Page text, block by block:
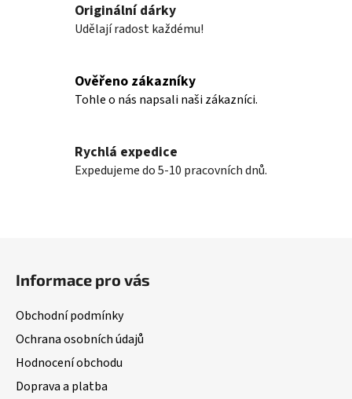
í
p
k
y
p
i
Originální dárky
Udělají radost každému!
Ověřeno zákazníky
Tohle o nás napsali naši zákazníci.
Rychlá expedice
Expedujeme do 5-10 pracovních dnů.
Informace pro vás
Obchodní podmínky
Ochrana osobních údajů
Hodnocení obchodu
Doprava a platba